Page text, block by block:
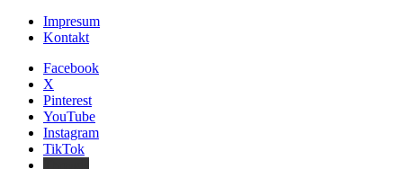
Impresum
Kontakt
Facebook
X
Pinterest
YouTube
Instagram
TikTok